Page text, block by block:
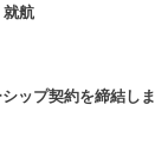
就航
ップ契約を締結しま